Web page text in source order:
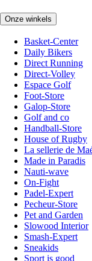
Onze winkels
Basket-Center
Daily Bikers
Direct Running
Direct-Volley
Espace Golf
Foot-Store
Galop-Store
Golf and co
Handball-Store
House of Rugby
La sellerie de
Made in Paradis
Nauti-wave
On-Fight
Padel-Expert
Pecheur-Store
Pet and Garden
Slowood Interior
Smash-Expert
Sneakids
Sport is good